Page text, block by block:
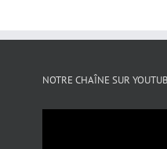
NOTRE CHAÎNE SUR